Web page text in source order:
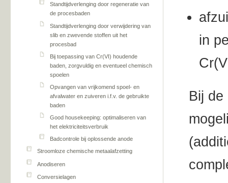
Standtijdverlenging door regeneratie van
de procesbaden
Standtijdverlenging door verwijdering van
slib en zwevende stoffen uit het
procesbad
Bij toepassing van Cr(VI) houdende
baden, zorgvuldig en eventueel chemisch
spoelen
Opvangen van vrijkomend spoel- en
afvalwater en zuiveren i.f.v. de gebruikte
baden
Good housekeeping: optimaliseren van
het elektriciteitsverbruik
Badcontrole bij oplossende anode
Stroomloze chemische metaalafzetting
Anodiseren
Conversielagen
in
Bij de